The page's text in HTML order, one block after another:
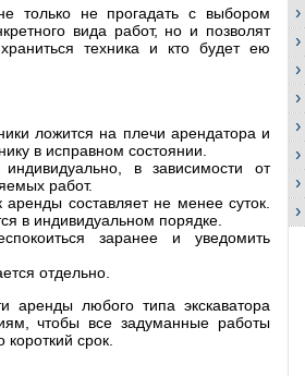
только не прогадать с выбором
вида работ, но и позволят
техника и кто будет ею
ложится на плечи арендатора и
в исправном состоянии.
в зависимости от
работ.
составляет не менее суток.
в индивидуальном порядке.
заранее и уведомить
отдельно.
аренды любого типа экскаватора
чтобы все задуманные работы
срок.
›
›
›
›
›
›
›
›